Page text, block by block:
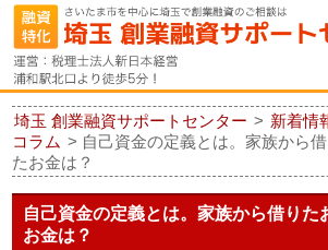
埼玉 創業融資サポートセンター > 新着情
コラム > 自己資金の定義とは。家族から
たお金は？
自己資金の定義とは。家族から借りた
お金は？